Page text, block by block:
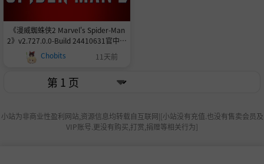
《漫威蜘蛛侠2 Marvel's Spider-Man
2》v2.727.0.0-Build 24410631官中免
安装-简中|容量108.2GB
Chobits 11天前
小站为非商业性盈利网站,资源信息均转载自互联网|[小站没有充值.也没有售卖会员及
VIP账号.更没有购买,打赏,捐赠等相关行为]